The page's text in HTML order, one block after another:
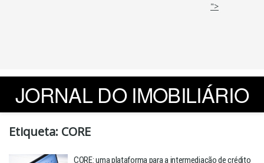
">
JORNAL DO IMOBILIÁRIO
Etiqueta: CORE
CORE: uma plataforma para a intermediação de crédito